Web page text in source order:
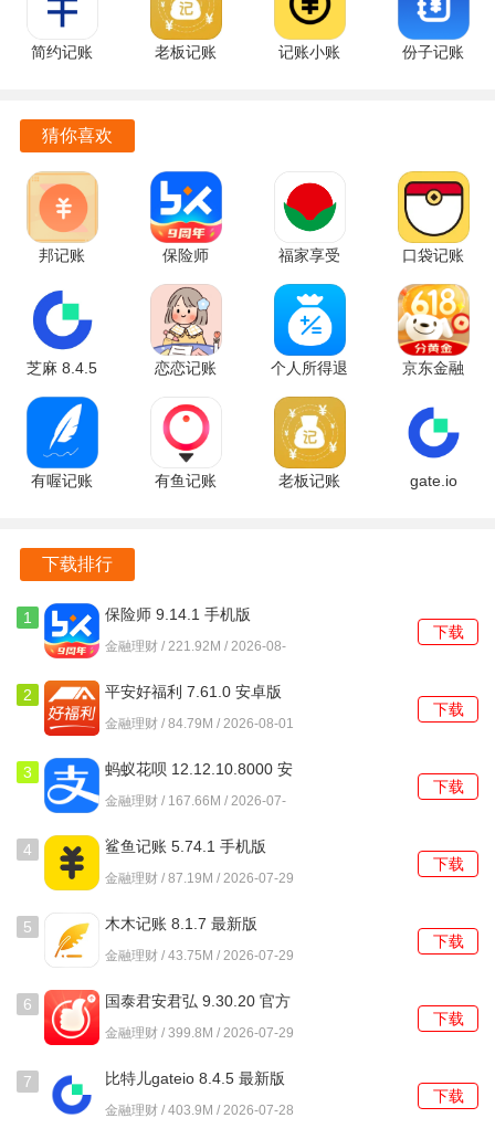
简约记账
老板记账
记账小账
份子记账
猜你喜欢
邦记账
版
保险师
9.14.1 手机
版
福家享受
2.3.171 安
卓版
口袋记账
4.5.0 官方
版
芝麻 8.4.5
安卓版
恋恋记账
1.5.7 安卓
版
个人所得退
缴申报指南
1.0.9.1003
安卓版
京东金融
版
有喔记账
有鱼记账
老板记账
gate.io
下载排行
1 保险师 9.14.1 手机版
金融理财 / 221.92M / 2026-08-
下载
2 平安好福利 7.61.0 安卓版
金融理财 / 84.79M / 2026-08-01
下载
3
蚂蚁花呗 12.12.10.8000 安
卓版
金融理财 / 167.66M / 2026-07-
下载
4 鲨鱼记账 5.74.1 手机版
金融理财 / 87.19M / 2026-07-29
下载
5 木木记账 8.1.7 最新版
金融理财 / 43.75M / 2026-07-29
下载
6
国泰君安君弘 9.30.20 官方
正版
金融理财 / 399.8M / 2026-07-29
下载
7 比特儿gateio 8.4.5 最新版
金融理财 / 403.9M / 2026-07-28
下载